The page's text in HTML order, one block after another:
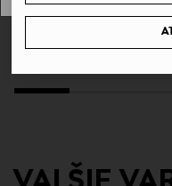
Mazgāšana veļas
40 °C
Šaurs, pieguļošs izmērs
LINDEX